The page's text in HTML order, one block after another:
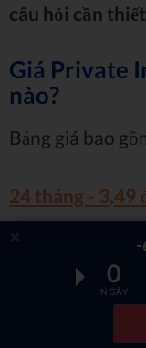
câu hỏi cần
Giá Private
nào?
Bảng giá bao
24 tháng - 3,49
12 tháng - 5,99
1 tháng - 9,95
Có một điều
0
NGÀY